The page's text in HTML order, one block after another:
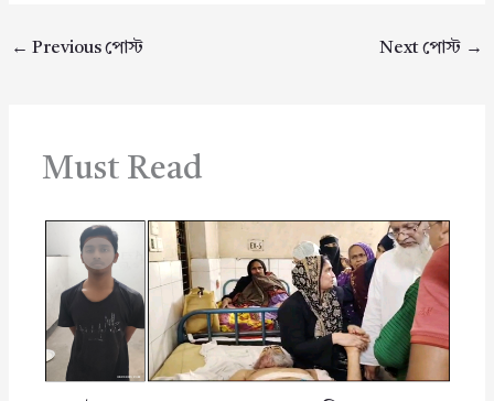
← Previous পোস্ট Next পোস্ট →
Must Read